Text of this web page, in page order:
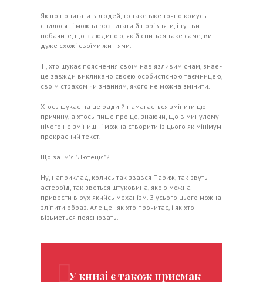
Якщо попитати в людей, то таке вже точно комусь
снилося - і можна розпитати й порівняти, і тут ви
побачите, що з людиною, якій сниться таке саме, ви
дуже схожі своїми життями.
Ті, хто шукає пояснення своїм нав'язливим снам, знає -
це завжди викликано своєю особистісною таємницею,
своїм страхом чи знанням, якого не можна змінити.
Хтось шукає на це ради й намагається змінити цю
причину, а хтось пише про це, знаючи, що в минулому
нічого не зміниш - і можна створити із цього як мінімум
прекрасний текст.
Що за ім'я "Лютеція"?
Ну, наприклад, колись так звався Париж, так звуть
астероїд, так зветься штуковина, якою можна
привести в рух якийсь механізм. З усього цього можна
зліпити образ. Але це - як хто прочитає, і як хто
візьметься пояснювать.
У книзі є також присмак